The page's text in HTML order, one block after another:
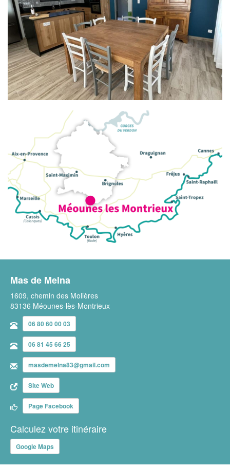
Mas de Melna
1609, chemin des Molières
83136 Méounes-lès-Montrieux
06 80 60 00 03
06 81 45 66 25
masdemelna83@gmail.com
Site Web
Page Facebook
Calculez votre itinéraire
Google Maps